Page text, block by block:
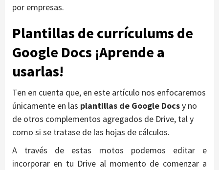
por empresas.
Plantillas de currículums de
Google Docs ¡Aprende a
usarlas!
Ten en cuenta que, en este artículo nos enfocaremos
únicamente en las plantillas de Google Docsy no
de otros complementos agregados de Drive, tal y
como si se tratase de las hojas de cálculos.
A través de estas motos podemos editar e
incorporar en tu Drive al momento de comenzar a